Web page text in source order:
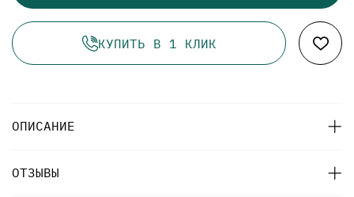
КУПИТЬ В 1 КЛИК
ОПИСАНИЕ
ОТЗЫВЫ